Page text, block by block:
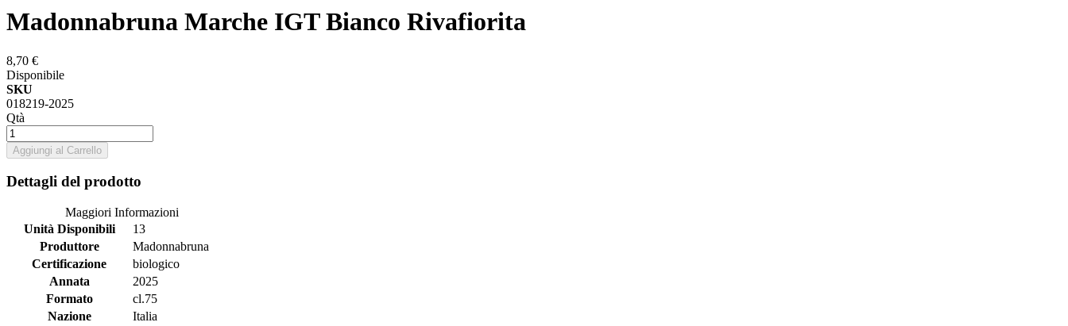
Madonnabruna Marche IGT Bianco Rivafiorita
8,70 €
Disponibile
SKU
018219-2025
Qtà
Aggiungi al Carrello
Dettagli del prodotto
Maggiori Informazioni
Unità Disponibili
13
Produttore
Madonnabruna
Certificazione
biologico
Annata
2025
Formato
cl.75
Nazione
Italia